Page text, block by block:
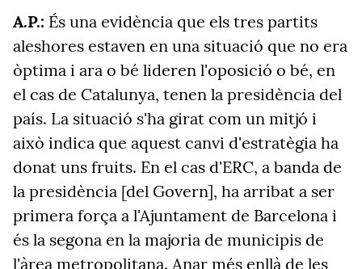
A.P.: És una evidència que els tres partits
aleshores estaven en una situació que no era
òptima i ara o bé lideren l'oposició o bé, en
el cas de Catalunya, tenen la presidència del
país. La situació s'ha girat com un mitjó i
això indica que aquest canvi d'estratègia ha
donat uns fruits. En el cas d'ERC, a banda de
la presidència [del Govern], ha arribat a ser
primera força a l'Ajuntament de Barcelona i
és la segona en la majoria de municipis de
l'àrea metropolitana. Anar més enllà de les